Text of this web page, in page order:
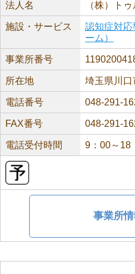
法人名 （株）ト
施設・サービス
認知症対
ーム）
事業所番号
所在地 埼玉県川
電話番号 048-291-
FAX番号 048-291-
電話受付時間 9：00～18
事業所